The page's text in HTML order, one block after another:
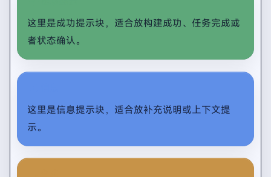
这里是成功提示块，适合放构建成功、任务完成或
者状态确认。
这里是信息提示块，适合放补充说明或上下文提
示。